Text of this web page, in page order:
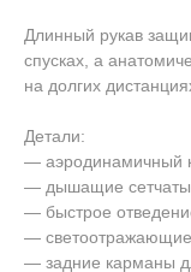
Длинный рукав
спусках, а
на долгих
Детали:
— аэродинамичный
— дышащие
— быстрое
— светоотражающие
— задние карманы